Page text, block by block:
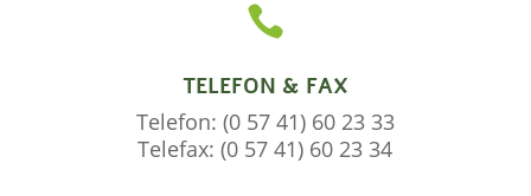

TELEFON & FAX
Telefon: (0 57 41) 60 23 33
Telefax: (0 57 41) 60 23 34